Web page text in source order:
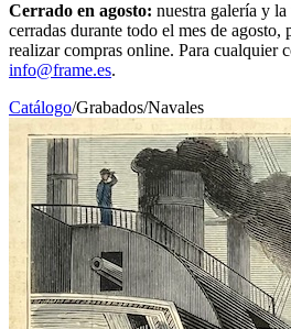
Cerrado en agosto: nuestra galería y
cerradas durante todo el mes de agosto,
realizar compras online. Para cualquier
info@frame.es.
Catálogo/Grabados/Navales